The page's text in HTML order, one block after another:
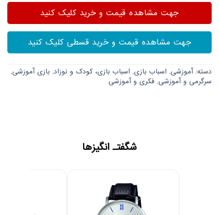
جهت مشاهده قیمت و خرید کلیک کنید
جهت مشاهده قیمت و خرید قسطی کلیک کنید
دسته: آموزشی, اسباب بازی, اسباب بازی، کودک و نوزاد, بازی آموزشی,
سرگرمی و آموزشی, فکری و آموزشی
شگفتـ انگیزها